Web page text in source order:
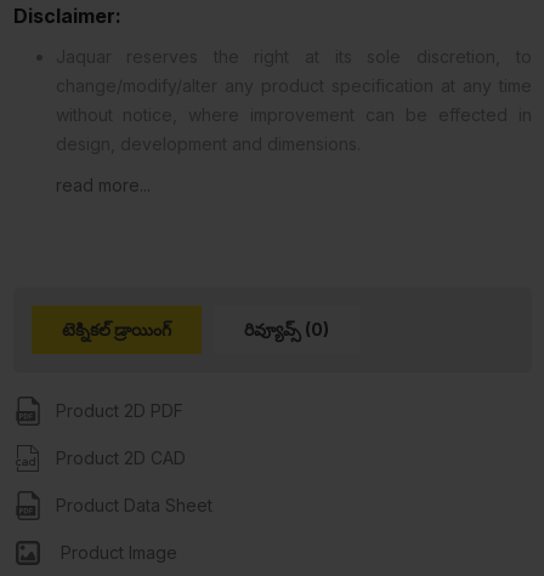
Disclaimer:
read more...
టెక్నికల్ డ్రాయింగ్ రివ్యూవ్స్ (0)
Product 2D PDF
Product 2D CAD
Product Data Sheet
Product Image